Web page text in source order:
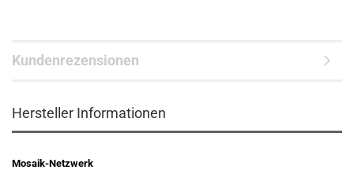
Kundenrezensionen
Hersteller Informationen
Mosaik-Netzwerk